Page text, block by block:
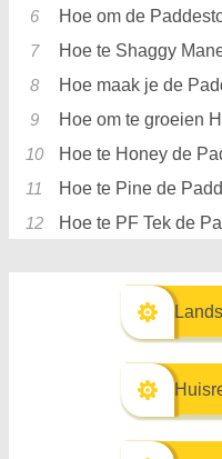
Hoe te Shaggy
Hoe maak je de
Hoe om te groeien
Hoe te Honey de
Hoe te Pine de
Hoe te PF Tek de